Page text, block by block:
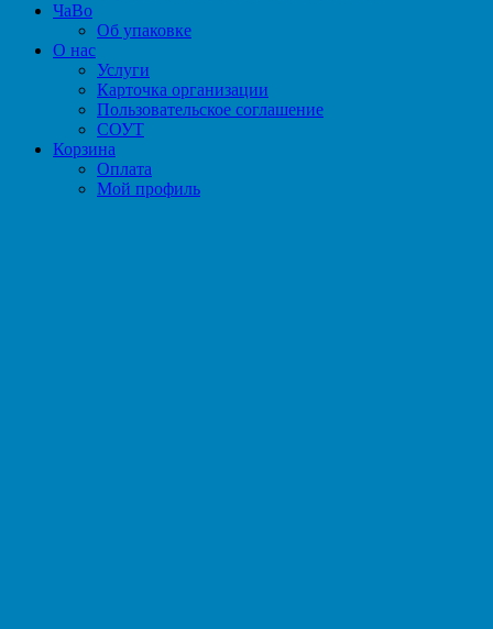
ЧаВо
Об упаковке
О нас
Услуги
Карточка организации
Пользовательское соглашение
СОУТ
Корзина
Оплата
Мой профиль